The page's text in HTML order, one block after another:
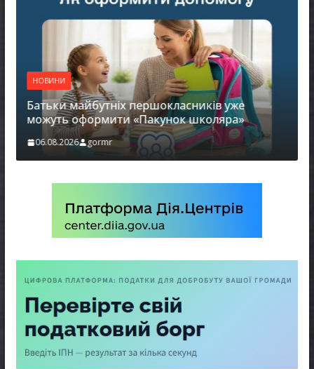
НОВИНИ
Батьки майбутніх першокласників уже
можуть оформити «Пакунок школяра»
06.08.2026 gormr